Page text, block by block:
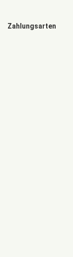
Zahlungsarten